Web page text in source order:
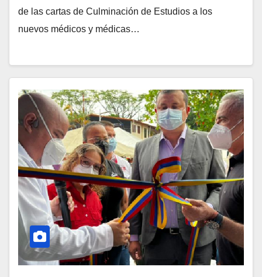
de las cartas de Culminación de Estudios a los
nuevos médicos y médicas…